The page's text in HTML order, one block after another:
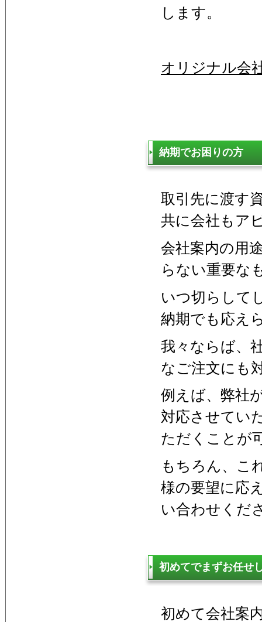
します。
オリジナル会
納期でお困りの方
取引先に渡す
共に会社もア
会社案内の用
らない重要な
いつ切らして
納期でも応え
我々ならば、
なご注文にも
例えば、弊社
対応させてい
ただくことが
もちろん、こ
様の要望に応
い合わせくだ
初めてでまずお任せ
初めて会社案